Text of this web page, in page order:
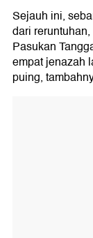
Sejauh ini,
dari
Pasukan
empat jenazah
puing,